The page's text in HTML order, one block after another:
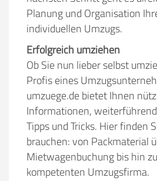
Planung und Organisation
individuellen Umzugs.
Erfolgreich umziehen
Ob Sie nun lieber selbst
Profis eines
umzuege.de bietet Ihnen
Informationen,
Tipps und Tricks. Hier finden
brauchen: von Packmaterial
Mietwagenbuchung bis hin
kompetenten Umzugsfirma.